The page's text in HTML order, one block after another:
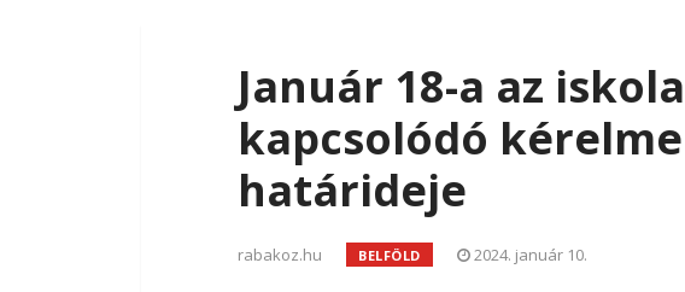
Január 18-a az
kapcsolódó
határideje
rabakoz.hu BELFÖLD 2024. január 10.